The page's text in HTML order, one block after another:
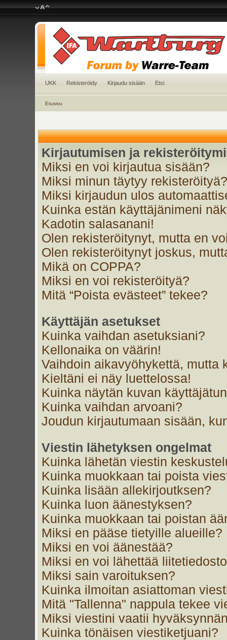
UKK Rekisteröidy Kirjaudu sisään Etsi
Etusivu
Kirjautumisen ja
Miksi en voi kirjautua sisään?
Miksi minun täytyy rekisteröityä?
Miksi kirjaudun ulos
Kuinka estän käyttäjänimeni
Kadotin salasanani!
Olen rekisteröitynyt, mutta en
Olen rekisteröitynyt joskus,
Mikä on COPPA?
Miksi en voi rekisteröityä?
Mitä “Poista evästeet” tekee?
Käyttäjän asetukset
Kuinka vaihdan asetuksiani?
Kellonaika on väärin!
Vaihdoin aikavyöhykettä, mutta
Kieltäni ei näy luettelossa!
Kuinka näytän kuvan
Kuinka vaihdan arvoani?
Joudun kirjautumaan sisään,
Viestin lähetyksen ongelmat
Kuinka lähetän viestin
Kuinka muokkaan tai poista
Kuinka lisään allekirjoutksen?
Kuinka luon äänestyksen?
Kuinka muokkaan tai poistan
Miksi en pääse tietyille alueille?
Miksi en voi äänestää?
Miksi en voi lähettää
Miksi sain varoituksen?
Kuinka ilmoitan asiattoman
Mitä "Tallenna" nappula tekee
Miksi viestini vaatii
Kuinka tönäisen viestiketjuani?